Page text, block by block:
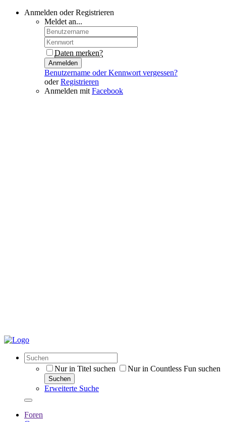
Anmelden oder Registrieren
Meldet an...
Daten merken?
Anmelden
Benutzername oder Kennwort vergessen?
oderRegistrieren
Anmelden mit Facebook
Nur in Titel suchen Nur in Countless Fun suchen
Suchen
Erweiterte Suche
Foren